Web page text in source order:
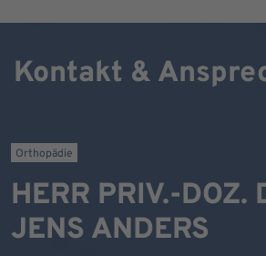
Kontakt &
Orthopädie
HERR PRIV.-DOZ.
JENS ANDERS